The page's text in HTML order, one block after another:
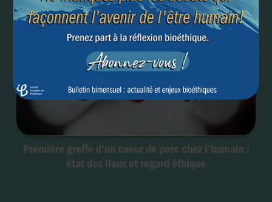
Première greffe d’un coeur de porc chez l’humain :
état des lieux et regard éthique